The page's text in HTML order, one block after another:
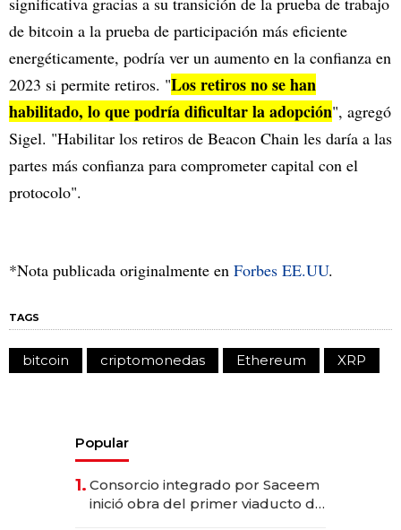
de bitcoin a la prueba de participación más eficiente
energéticamente, podría ver un aumento en la confianza en
2023 si permite retiros. "Los retiros no se han
habilitado, lo que podría dificultar la adopción", agregó
Sigel. "Habilitar los retiros de Beacon Chain les daría a las
partes más confianza para comprometer capital con el
protocolo".
*Nota publicada originalmente en Forbes EE.UU.
TAGS
bitcoin criptomonedas Ethereum XRP
Popular
1. Consorcio integrado por Saceem
inició obra del primer viaducto de